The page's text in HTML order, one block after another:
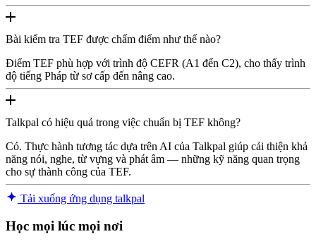
Bài kiểm tra TEF được chấm điểm như thế nào?
Điểm TEF phù hợp với trình độ CEFR (A1 đến C2), cho thấy trình
độ tiếng Pháp từ sơ cấp đến nâng cao.
Talkpal có hiệu quả trong việc chuẩn bị TEF không?
Có. Thực hành tương tác dựa trên AI của Talkpal giúp cải thiện khả
năng nói, nghe, từ vựng và phát âm — những kỹ năng quan trọng
cho sự thành công của TEF.
Tải xuống ứng dụng talkpal
Học mọi lúc mọi nơi